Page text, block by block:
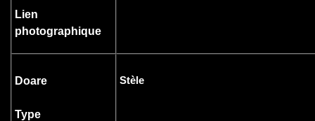
Lien
photographique
Doare
Type
Stèle